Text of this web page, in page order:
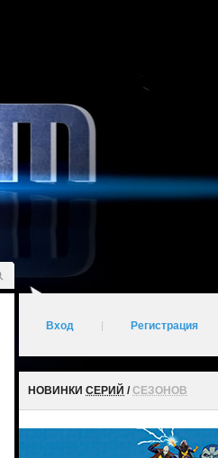
Вход Регистрация
НОВИНКИ СЕРИЙ /СЕЗОНОВ